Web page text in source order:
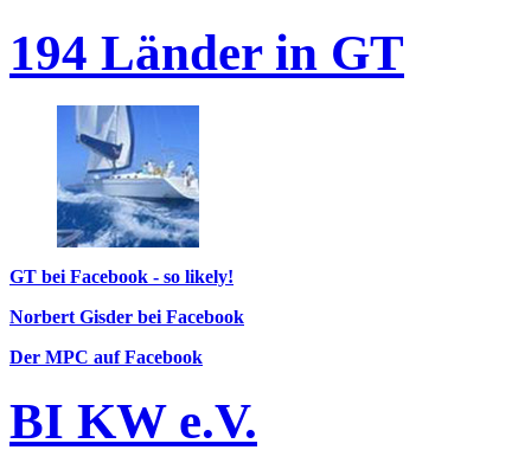
194 Länder in GT
GT bei Facebook - so likely!
Norbert Gisder bei Facebook
Der MPC auf Facebook
BI KW e.V.